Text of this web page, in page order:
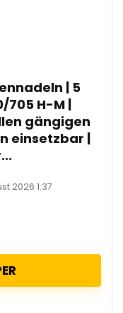
| 5
705 H-M |
gängigen
einsetzbar |
2026 1:37